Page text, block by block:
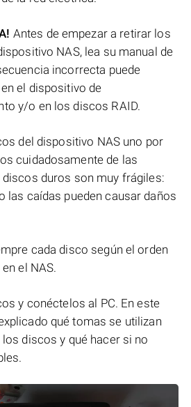
Antes de empezar a retirar los
NAS, lea su manual de
incorrecta puede
el dispositivo de
y/o en los discos RAID.
del dispositivo NAS uno por
cuidadosamente de las
discos duros son muy frágiles:
las caídas pueden causar daños
cada disco según el orden
el NAS.
y conéctelos al PC. En este
qué tomas se utilizan
discos y qué hacer si no